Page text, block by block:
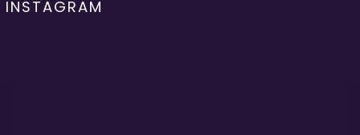
INSTAGRAM